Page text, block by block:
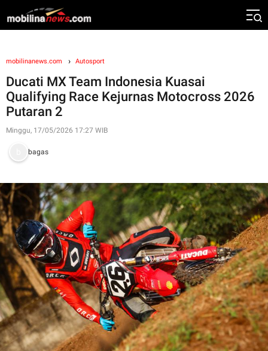
mobilinanews.com Autosport
Ducati MX Team Indonesia Kuasai
Qualifying Race Kejurnas Motocross 2026
Putaran 2
Minggu, 17/05/2026 17:27 WIB
bagas